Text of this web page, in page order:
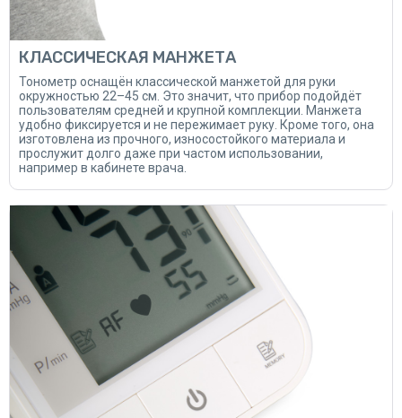
КЛАССИЧЕСКАЯ МАНЖЕТА
Тонометр оснащён классической манжетой для руки
окружностью 22–45 см. Это значит, что прибор подойдёт
пользователям средней и крупной комплекции. Манжета
удобно фиксируется и не пережимает руку. Кроме того, она
изготовлена из прочного, износостойкого материала и
прослужит долго даже при частом использовании,
например в кабинете врача.